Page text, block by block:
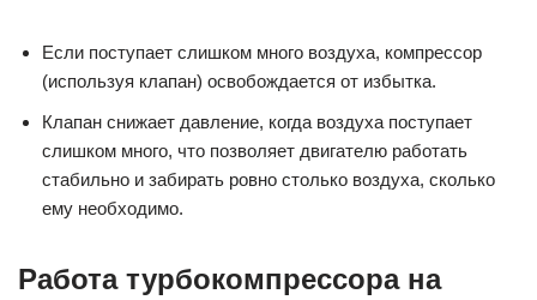
Если поступает слишком много воздуха, компрессор
(используя клапан) освобождается от избытка.
Клапан снижает давление, когда воздуха поступает
слишком много, что позволяет двигателю работать
стабильно и забирать ровно столько воздуха, сколько
ему необходимо.
Работа турбокомпрессора на